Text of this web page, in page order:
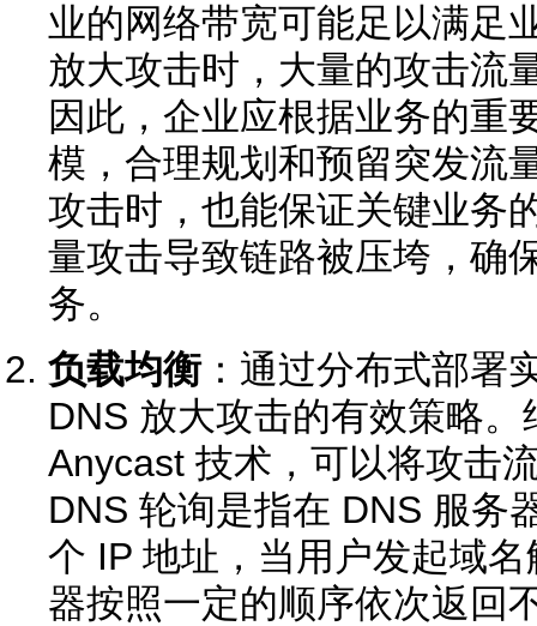
业的网络带宽可能足以满足
放大攻击时，大量的攻击流
因此，企业应根据业务的重
模，合理规划和预留突发流
攻击时，也能保证关键业务
量攻击导致链路被压垮，确
务。
负载均衡：通过分布式部署
DNS 放大攻击的有效策略
Anycast 技术，可以将攻击
DNS 轮询是指在 DNS 服务
个 IP 地址，当用户发起域
器按照一定的顺序依次返回